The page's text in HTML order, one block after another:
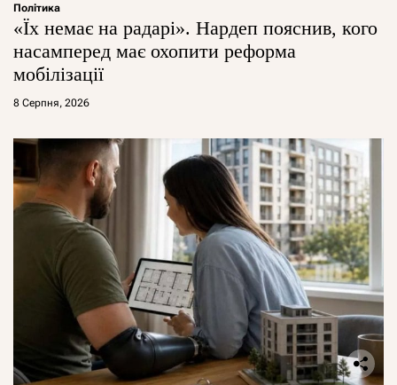
Політика
«Їх немає на радарі». Нардеп пояснив, кого
насамперед має охопити реформа
мобілізації
8 Серпня, 2026